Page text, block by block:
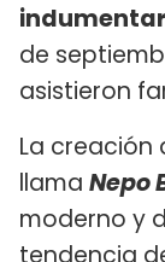
de
asistieron
La creación
llama Nepo
moderno y
tendencia